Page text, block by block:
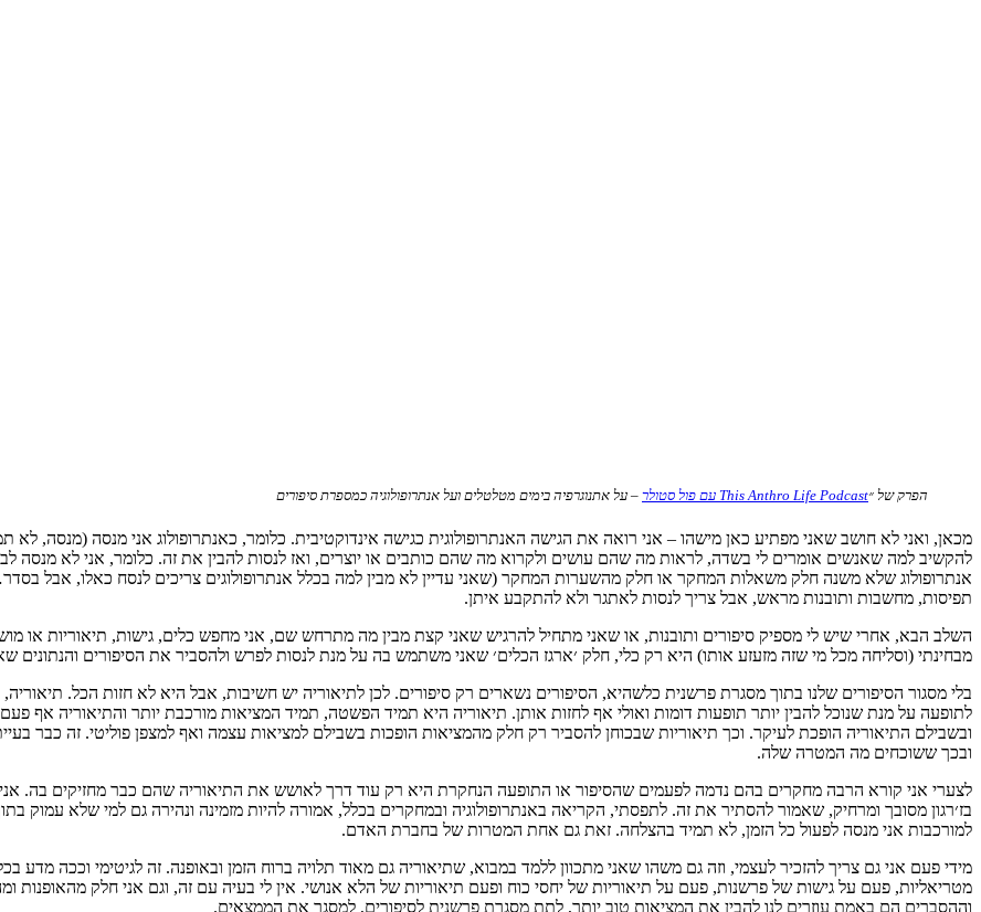
הפרק של ״This Anthro Life Podcast עם פול סטולר – על אתנוגרפיה בימים מטלטלים ועל אנתרופולוגיה כמספרת סיפורים
מכאן, ואני לא חושב שאני מפתיע כאן מישהו – אני רואה את הגישה האנתרופולוגית כגישה אינדוקטיבית. כלומר, כאנתרופולוג אני מנסה (מנסה,
להקשיב למה שאנשים אומרים לי בשדה, לראות מה שהם עושים ולקרוא מה שהם כותבים או יוצרים, ואז לנסות להבין את זה. כלומר, אני לא
אנתרופולוג שלא משנה חלק משאלות המחקר או חלק מהשערות המחקר (שאני עדיין לא מבין למה בכלל אנתרופולוגים צריכים לנסח כאלו, אבל
תפיסות, מחשבות ותובנות מראש, אבל צריך לנסות לאתגר ולא להתקבע איתן.
השלב הבא, אחרי שיש לי מספיק סיפורים ותובנות, או שאני מתחיל להרגיש שאני קצת מבין מה מתרחש שם, אני מחפש כלים, גישות, תיאוריות או
מבחינתי (וסליחה מכל מי שזה מזעזע אותו) היא רק כלי, חלק ׳ארגז הכלים׳ שאני משתמש בה על מנת לנסות לפרש ולהסביר את הסיפורים והנתונים
בלי מסגור הסיפורים שלנו בתוך מסגרת פרשנית כלשהיא, הסיפורים נשארים רק סיפורים. לכן לתיאוריה יש חשיבות, אבל היא לא חזות הכל.
לתופעה על מנת שנוכל להבין יותר תופעות דומות ואולי אף לחזות אותן. תיאוריה היא תמיד הפשטה, תמיד המציאות מורכבת יותר והתיאוריה אף
ובשבילם התיאוריה הופכת לעיקר. וכך תיאוריות שבכוחן להסביר רק חלק מהמציאות הופכות בשבילם למציאות עצמה ואף למצפן פוליטי. זה כבר
ובכך ששוכחים מה המטרה שלה.
לצערי אני קורא הרבה מחקרים בהם נדמה לפעמים שהסיפור או התופעה הנחקרת היא רק עוד דרך לאושש את התיאוריה שהם כבר מחזיקים
בז׳רגון מסובך ומרחיק, שאמור להסתיר את זה. לתפסתי, הקריאה באנתרופולוגיה ובמחקרים בכלל, אמורה להיות מזמינה ונהירה גם למי שלא עמוק
למורכבות אני מנסה לפעול כל הזמן, לא תמיד בהצלחה. זאת גם אחת המטרות של בחברת האדם.
מידי פעם אני גם צריך להזכיר לעצמי, וזה גם משהו שאני מתכוון ללמד במבוא, שתיאוריה גם מאוד תלויה ברוח הזמן ובאופנה. זה לגיטימי וככה
מטריאליות, פעם על גישות של פרשנות, פעם על תיאוריות של יחסי כוח ופעם תיאוריות של הלא אנושי. אין לי בעיה עם זה, וגם אני חלק
וההסברים הם באמת עוזרים לנו להבין את המציאות טוב יותר, לתת מסגרת פרשנית לסיפורים, למסגר את הממצאים.